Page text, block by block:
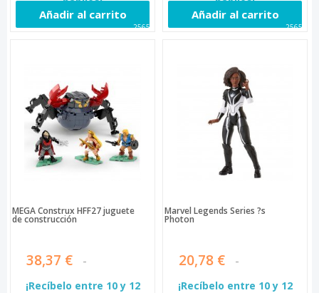
Añadir al carrito
25657
Añadir al carrito
25659
MEGA Construx HFF27 juguete
de construcción
38,37 €
¡Recíbelo entre 10 y 12
Marvel Legends Series ?s
Photon
20,78 €
¡Recíbelo entre 10 y 12